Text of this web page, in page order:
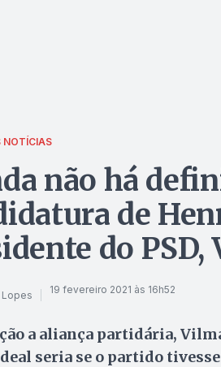
NOTÍCIAS
não há
de
do PSD,
Lopes 19 fevereiro 2021 às 16h52
a aliança partidária,
seria se o partido